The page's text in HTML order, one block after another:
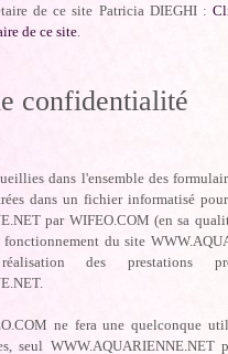
de ce site Patricia DIEGHI :
de ce site.
confidentialité
dans l'ensemble des
dans un fichier informatisé
par WIFEO.COM (en sa
du site
des prestations
ne fera une quelconque
seul WWW.AQUARIENNE.NET